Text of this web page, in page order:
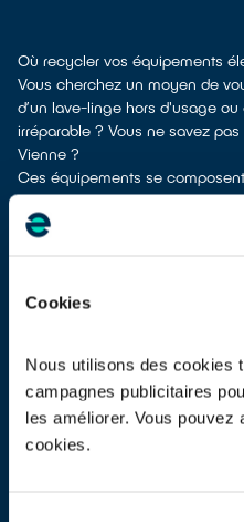
Cookies
Nous utilisons des cookies
campagnes publicitaires
les améliorer. Vous pouvez
cookies.
Où recycler vos équipements
Vous cherchez un moyen de
d’un lave-linge hors d'usage
irréparable ? Vous ne savez
Vienne ?
Ces équipements se
primordial de mettre vos
adaptés pour qu'ils soient
Différents choix s'offrent à vous :
dépôt en déchetterie
reprise à la livraisonsi vous
même type
parfois
surface de vente